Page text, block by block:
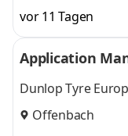
vor 11 Tagen
Application
Dunlop Tyre
Offenbach